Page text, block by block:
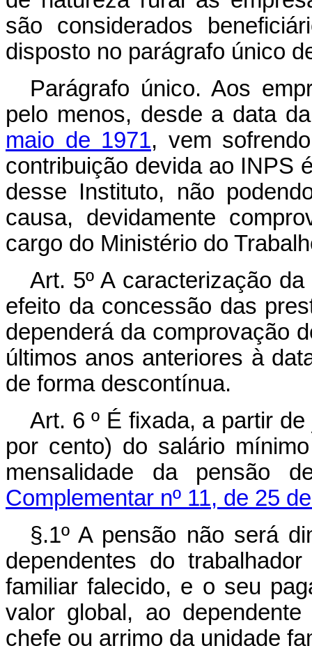
são considerados
disposto no parágrafo único
Parágrafo único. Aos
pelo menos, desde a data
maio de 1971, vem
contribuição devida ao INPS
desse Instituto, não
causa, devidamente
cargo do Ministério do
Art. 5º A caracterização
efeito da concessão das
dependerá da comprovação
últimos anos anteriores à
de forma descontínua.
Art. 6 º É fixada, a partir
por cento) do salário
mensalidade da pensão
Complementar nº 11, de 25
§.1º A pensão não será
dependentes do
familiar falecido, e o seu
valor global, ao
chefe ou arrimo da unidade